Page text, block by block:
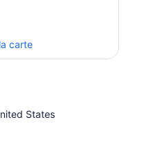
avec nourriture et
carte
States